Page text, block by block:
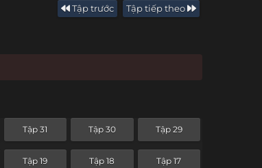
Tập trước Tập tiếp theo
Tập 31 Tập 30 Tập 29
Tập 19 Tập 18 Tập 17